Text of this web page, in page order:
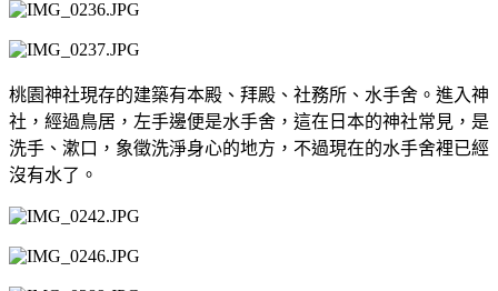
桃園神社現存的建築有本殿、拜殿、社務所、水手舍。進入神
社，經過鳥居，左手邊便是水手舍，這在日本的神社常見，是
洗手、漱口，象徵洗淨身心的地方，不過現在的水手舍裡已經
沒有水了。